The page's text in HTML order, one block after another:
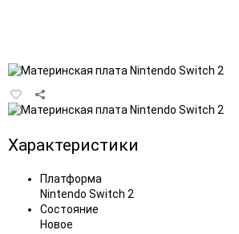
Добавить
в
Характеристики
Платформа
Nintendo Switch 2
Состояние
Новое